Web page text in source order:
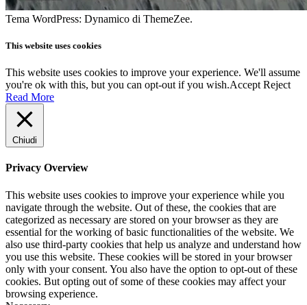
Tema WordPress: Dynamico di ThemeZee.
This website uses cookies
This website uses cookies to improve your experience. We'll assume
you're ok with this, but you can opt-out if you wish.Accept Reject
Read More
Chiudi
Privacy Overview
This website uses cookies to improve your experience while you
navigate through the website. Out of these, the cookies that are
categorized as necessary are stored on your browser as they are
essential for the working of basic functionalities of the website. We
also use third-party cookies that help us analyze and understand how
you use this website. These cookies will be stored in your browser
only with your consent. You also have the option to opt-out of these
cookies. But opting out of some of these cookies may affect your
browsing experience.